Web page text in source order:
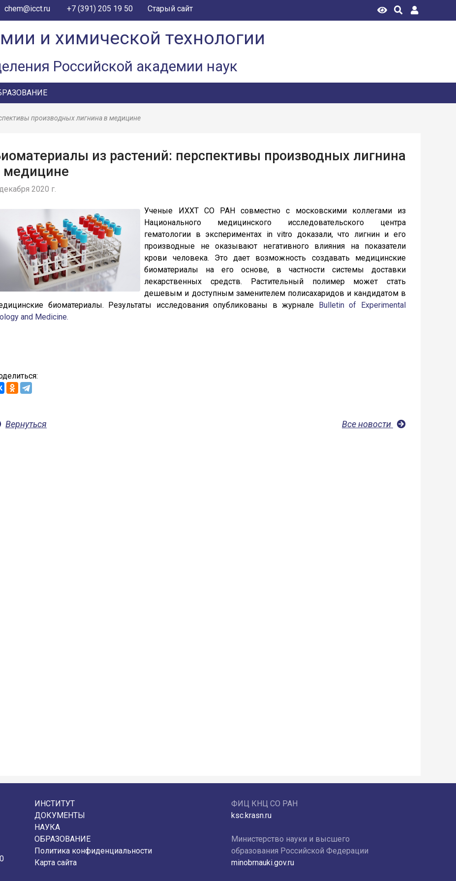
chem@icct.ru +7 (391) 205 19 50 Старый сайт
и химической технологии
Российской академии наук
производных лигнина в медицине
из растений: перспективы производных лигнина
медицине
2020 г.
Ученые ИХХТ СО РАН совместно с московскими коллегами из
Национального медицинского исследовательского центра
гематологии в экспериментах in vitro доказали, что лигнин и его
производные не оказывают негативного влияния на показатели
крови человека. Это дает возможность создавать медицинские
биоматериалы на его основе, в частности системы доставки
лекарственных средств. Растительный полимер может стать
дешевым и доступным заменителем полисахаридов и кандидатом в
биоматериалы. Результаты исследования опубликованы в журнале Bulletin of Experimental
and Medicine.
Вернуться Все новости
ИНСТИТУТ
ДОКУМЕНТЫ
НАУКА
ОБРАЗОВАНИЕ
Политика конфиденциальности
Карта сайта
ФИЦ КНЦ СО РАН
ksc.krasn.ru
Министерство науки и высшего
образования Российской Федерации
minobrnauki.gov.ru